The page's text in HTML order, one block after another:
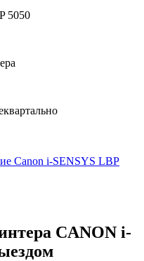
5050
Canon i-SENSYS LBP
CANON i-